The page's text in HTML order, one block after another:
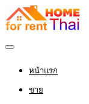
หน้าแรก
ขาย